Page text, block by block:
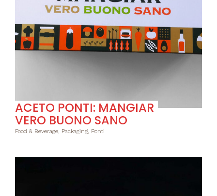
ACETO PONTI: MANGIAR
VERO BUONO SANO
Food & Beverage, Packaging, Ponti